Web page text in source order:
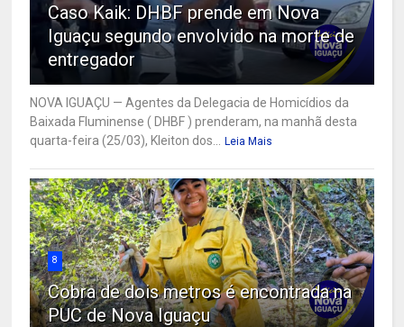
Caso Kaik: DHBF prende em Nova
Iguaçu segundo envolvido na morte de
entregador
NOVA IGUAÇU — Agentes da Delegacia de Homicídios da
Baixada Fluminense ( DHBF ) prenderam, na manhã desta
quarta-feira (25/03), Kleiton dos...
Leia Mais
8
Cobra de dois metros é encontrada na
PUC de Nova Iguaçu